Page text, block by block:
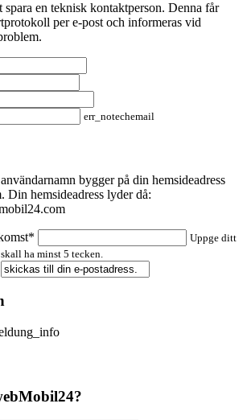
en teknisk kontaktperson. Denna får
per e-post och informeras vid
err_notechemail
bygger på din hemsideadress
Din hemsideadress lyder då:
Uppge ditt
ha minst 5 tecken.